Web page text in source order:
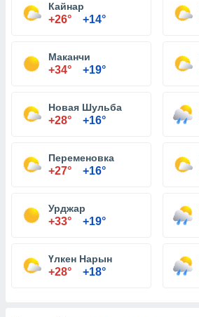
Кайнар
+26° +14°
Маканчи
+34° +19°
Новая Шульба
+28° +16°
Переменовка
+27° +16°
Урджар
+33° +19°
Үлкен Нарын
+28° +18°